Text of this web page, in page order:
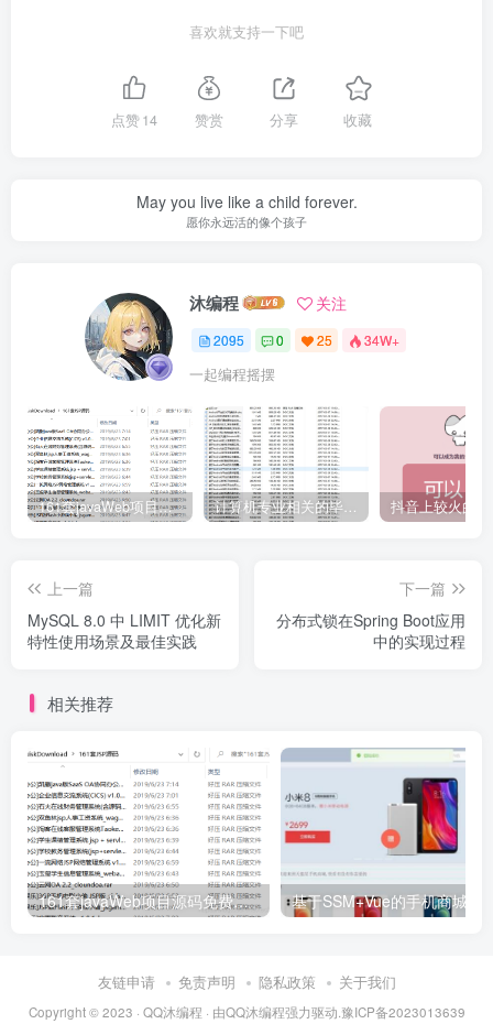
喜欢就支持一下吧
点赞14 赞赏 分享 收藏
May you live like a child forever.
愿你永远活的像个孩子
沐编程 关注
2095 0 25 34W+
一起编程摇摆
161套javaWeb项目源码免费分享 计算机专业相关的毕业设计论文合集免费下载
上一篇
MySQL 8.0 中 LIMIT 优化新
特性使用场景及最佳实践
下一篇
分布式锁在Spring Boot应用
中的实现过程
相关推荐
161套javaWeb项目源码免费分享
友链申请 免责声明 隐私政策 关于我们
Copyright © 2023 · QQ沐编程 · 由QQ沐编程强力驱动. 豫ICP备2023013639